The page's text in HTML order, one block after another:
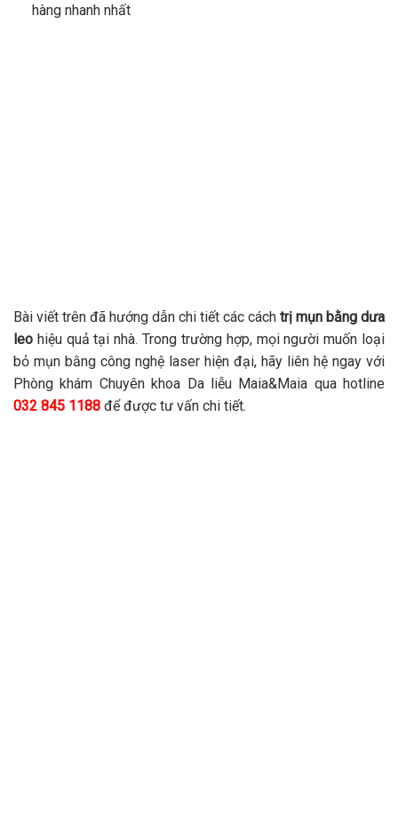
hàng nhanh nhất
Bài viết trên đã hướng dẫn chi tiết các cách trị mụn bằng dưa
leo hiệu quả tại nhà. Trong trường hợp, mọi người muốn loại
bỏ mụn bằng công nghệ laser hiện đại, hãy liên hệ ngay với
Phòng khám Chuyên khoa Da liễu Maia&Maia qua hotline
032 845 1188 để được tư vấn chi tiết.